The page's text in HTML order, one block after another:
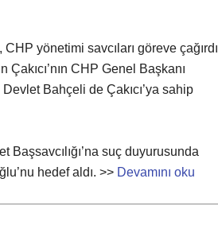
yönetimi savcıları göreve çağırdı
CHP Genel Başkanı
Bahçeli de Çakıcı’ya sahip
Başsavcılığı’na suç duyurusunda
hedef aldı. >> Devamını oku